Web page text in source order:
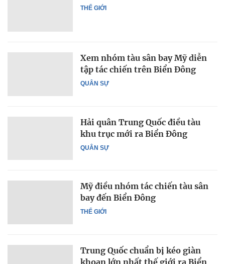
THẾ GIỚI
QUÂN SỰ
Xem nhóm tàu sân bay Mỹ diễn
tập tác chiến trên Biển Đông
QUÂN SỰ
Hải quân Trung Quốc điều tàu
khu trục mới ra Biển Đông
THẾ GIỚI
Mỹ điều nhóm tác chiến tàu sân
bay đến Biển Đông
Trung Quốc chuẩn bị kéo giàn
khoan lớn nhất thế giới ra Biển